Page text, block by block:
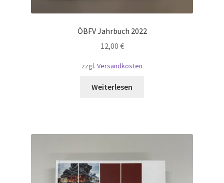
ÖBFV Jahrbuch 2022
12,00 €
zzgl. Versandkosten
Weiterlesen